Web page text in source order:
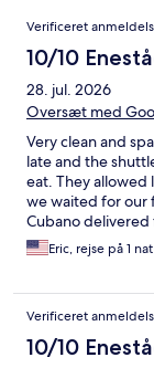
Verificeret
10/10
28. jul. 2026
Oversæt med
Very clean and
late and the
eat. They allowed
we waited for our
Cubano delivered
Eric, rejse på 1 nat
Verificeret
10/10